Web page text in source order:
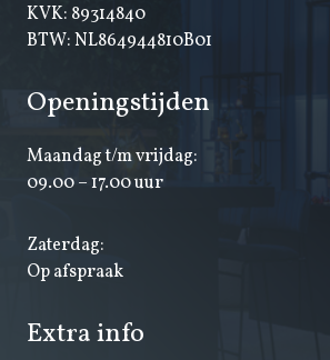
KVK: 89314840
BTW: NL864944810B01
Openingstijden
Maandag t/m vrijdag:
09.00 – 17.00 uur
Zaterdag:
Op afspraak
Extra info